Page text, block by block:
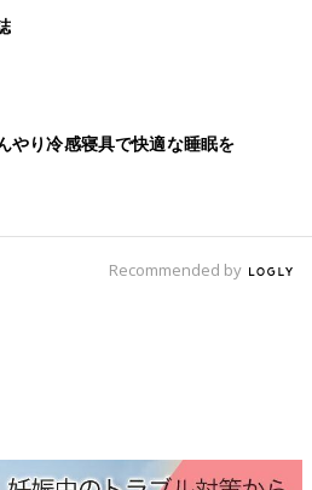
」
、ペロリと食べられたそうです。ふ
やり冷感寝具で快適な睡眠を
Recommended by